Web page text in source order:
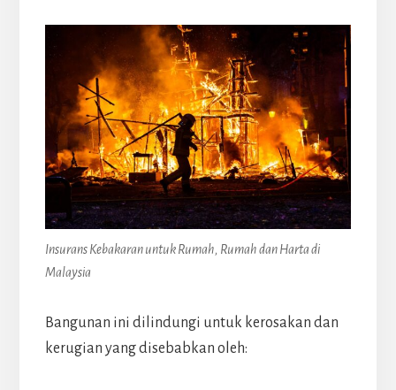
Insurans Kebakaran untuk Rumah, Rumah dan Harta di
Malaysia
Bangunan ini dilindungi untuk kerosakan dan
kerugian yang disebabkan oleh: